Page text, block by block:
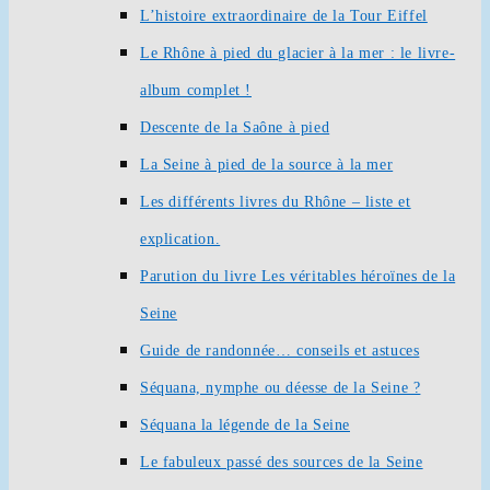
L’histoire extraordinaire de la Tour Eiffel
Le Rhône à pied du glacier à la mer : le livre-
album complet !
Descente de la Saône à pied
La Seine à pied de la source à la mer
Les différents livres du Rhône – liste et
explication.
Parution du livre Les véritables héroïnes de la
Seine
Guide de randonnée… conseils et astuces
Séquana, nymphe ou déesse de la Seine ?
Séquana la légende de la Seine
Le fabuleux passé des sources de la Seine